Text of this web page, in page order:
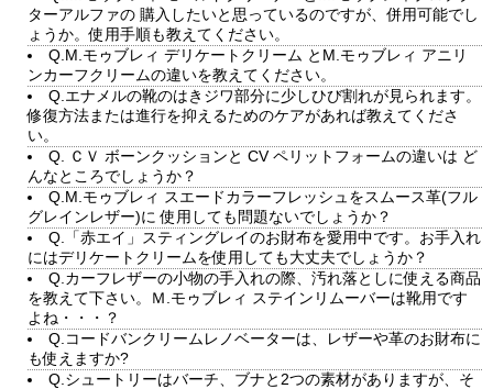
ターアルファの 購入したいと思っているのですが、併用可能でし
ょうか。使用手順も教えてください。
Q.M.モゥブレィ デリケートクリーム とM.モゥブレィ アニリ
ンカーフクリームの違いを教えてください。
Q.エナメルの靴のはきジワ部分に少しひび割れが見られます。
修復方法または進行を抑えるためのケアがあれば教えてくださ
い。
Q. ＣＶ ボーンクッションと CV ペリットフォームの違いは ど
んなところでしょうか？
Q.M.モゥブレィ スエードカラーフレッシュをスムース革(フル
グレインレザー)に 使用しても問題ないでしょうか？
Q.「赤エイ」スティングレイのお財布を愛用中です。お手入れ
にはデリケートクリームを使用しても大丈夫でしょうか？
Q.カーフレザーの小物の手入れの際、汚れ落としに使える商品
を教えて下さい。Ｍ.モゥブレィ ステインリムーバーは靴用です
よね・・・？
Q.コードバンクリームレノベーターは、レザーや革のお財布に
も使えますか?
Q.シュートリーはバーチ、ブナと2つの素材がありますが、そ